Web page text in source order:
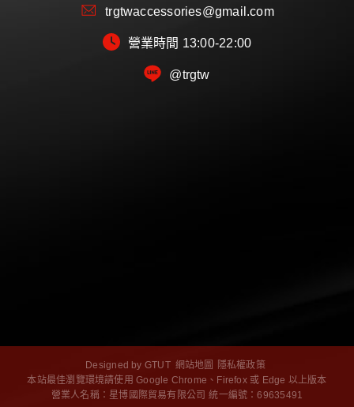
Instagram (IG)：
trgtwaccessories@gmail.com
營業時間 13:00-22:00
@trgtw
Designed by GTUT 網站地圖
隱私權政策
本站最佳瀏覽環境請使用 Google Chrome、Firefox 或 Edge 以上版本
營業人名稱：星博國際貿易有限公司 統一編號：69635491